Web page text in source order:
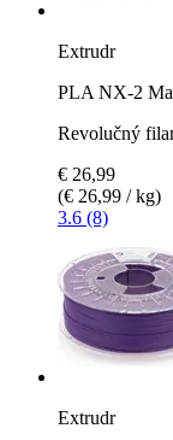
Extrudr
PLA NX-2
Revolučný
€ 26,99
(€ 26,99 / kg)
3.6 (8)
Extrudr